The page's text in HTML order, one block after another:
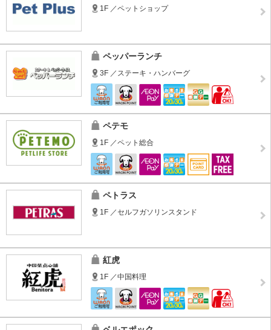
1F ／ペットショップ
ペッパーランチ
3F ／ステーキ・ハンバーグ
ペテモ
1F ／ペット総合
ペトラス
1F ／セルフガソリンスタンド
紅虎
1F ／中国料理